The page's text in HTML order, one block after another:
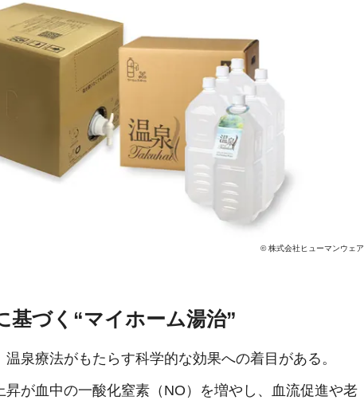
© 株式会社ヒューマンウェア
基づく“マイホーム湯治”
温泉療法がもたらす科学的な効果への着目がある。
昇が血中の一酸化窒素（NO）を増やし、血流促進や老